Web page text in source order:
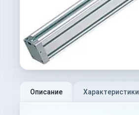
Описание Характеристики